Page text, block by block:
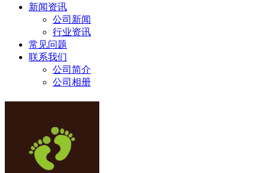
新闻资讯
公司新闻
行业资讯
常见问题
联系我们
公司简介
公司相册